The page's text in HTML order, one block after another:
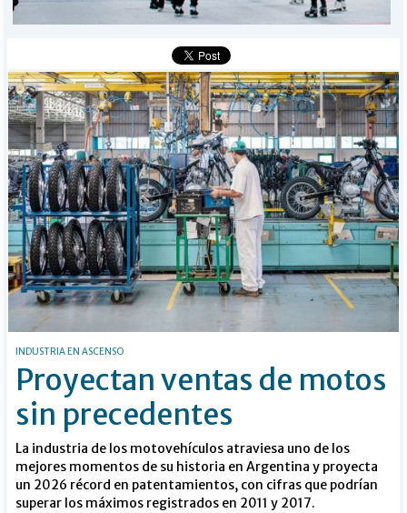
BÚSQUEDA
INDUSTRIA EN ASCENSO
Proyectan ventas de motos
sin precedentes
La industria de los motovehículos atraviesa uno de los
mejores momentos de su historia en Argentina y proyecta
un 2026 récord en patentamientos, con cifras que podrían
superar los máximos registrados en 2011 y 2017.